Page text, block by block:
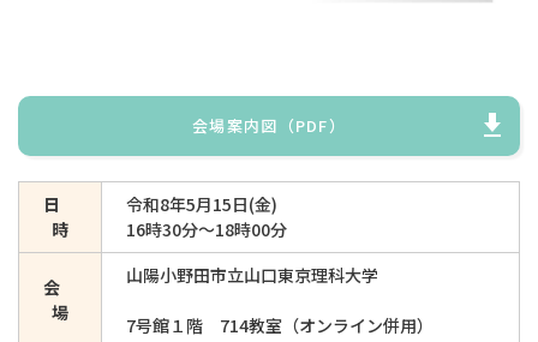
会場案内図（PDF）
日
時
令和8年5月15日(金)
16時30分～18時00分
会
場
山陽小野田市立山口東京理科大学
7号館１階 714教室（オンライン併用）